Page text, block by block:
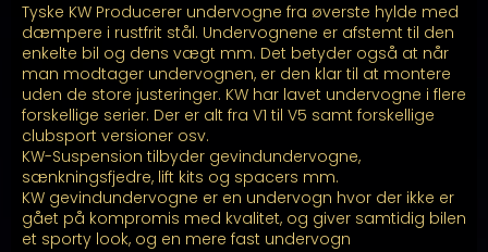
kr. 26.899,00
Tyske KW Producerer undervogne fra øverste hylde med
dæmpere i rustfrit stål. Undervognene er afstemt til den
enkelte bil og dens vægt mm. Det betyder også at når
man modtager undervognen, er den klar til at montere
uden de store justeringer. KW har lavet undervogne i flere
forskellige serier. Der er alt fra V1 til V5 samt forskellige
clubsport versioner osv.
KW-Suspension tilbyder gevindundervogne,
sænkningsfjedre, lift kits og spacers mm.
KW gevindundervogne er en undervogn hvor der ikke er
gået på kompromis med kvalitet, og giver samtidig bilen
et sporty look, og en mere fast undervogn